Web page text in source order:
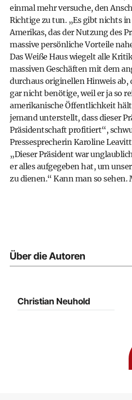
einmal mehr versuche, den
Richtige zu tun. „Es gibt nichts
Amerikas, das der Nutzung des
massive persönliche Vorteile
Das Weiße Haus wiegelt alle
massiven Geschäften mit dem
durchaus originellen Hinweis ab,
gar nicht benötige, weil er ja so
amerikanische Öffentlichkeit
jemand unterstellt, dass dieser
Präsidentschaft profitiert“,
Pressesprecherin Karoline
„Dieser Präsident war
er alles aufgegeben hat, um
zu dienen.“ Kann man so sehen.
Über die Autoren
Christian Neuhold